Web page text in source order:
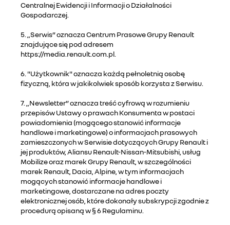
Centralnej Ewidencji i Informacji o Działalności
Gospodarczej.
5. „Serwis” oznacza Centrum Prasowe Grupy Renault
znajdujące się pod adresem
https://media.renault.com.pl.
6. "Użytkownik" oznacza każdą pełnoletnią osobę
fizyczną, która w jakikolwiek sposób korzysta z Serwisu.
7. „Newsletter” oznacza treść cyfrową w rozumieniu
przepisów Ustawy o prawach Konsumenta w postaci
powiadomienia (mogącego stanowić informacje
handlowe i marketingowe) o informacjach prasowych
zamieszczonych w Serwisie dotyczących Grupy Renault i
jej produktów, Aliansu Renault-Nissan-Mitsubishi, usług
Mobilize oraz marek Grupy Renault, w szczególności
marek Renault, Dacia, Alpine, w tym informacjach
mogących stanowić informacje handlowe i
marketingowe, dostarczane na adres poczty
elektronicznej osób, które dokonały subskrypcji zgodnie z
procedurą opisaną w § 6 Regulaminu.